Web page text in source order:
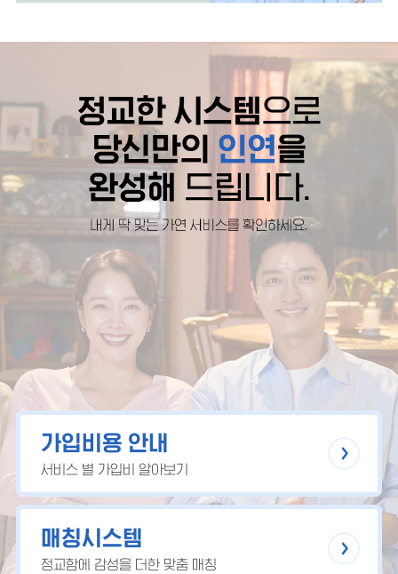
가입비용 안내
서비스 별 가입비 알아보기
매칭시스템
정교함에 감성을 더한 맞춤 매칭